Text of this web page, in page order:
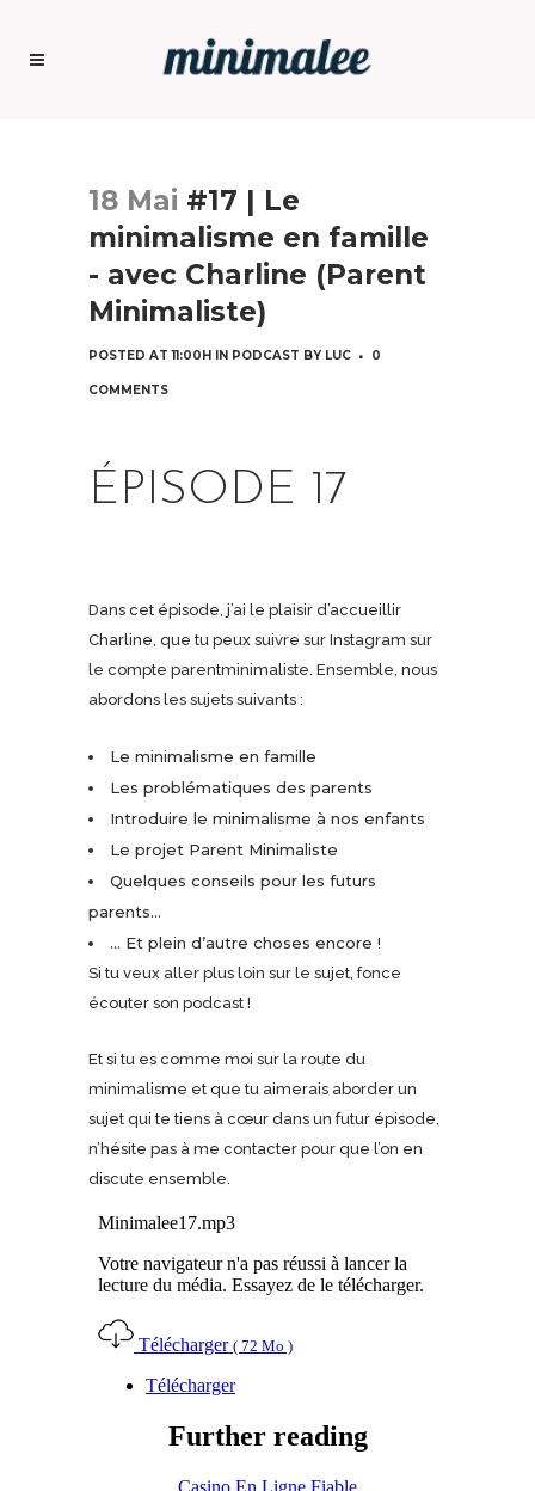
18 Mai #17 | Le
minimalisme en famille
- avec Charline (Parent
Minimaliste)
POSTED AT 11:00H IN PODCAST BY LUC 0
COMMENTS
ÉPISODE 17
Dans cet épisode, j’ai le plaisir d’accueillir
Charline, que tu peux suivre sur Instagram sur
le compte parentminimaliste. Ensemble, nous
abordons les sujets suivants :
Le minimalisme en famille
Les problématiques des parents
Introduire le minimalisme à nos enfants
Le projet Parent Minimaliste
Quelques conseils pour les futurs
parents…
… Et plein d’autre choses encore !
Si tu veux aller plus loin sur le sujet, fonce
écouter son podcast !
Et si tu es comme moi sur la route du
minimalisme et que tu aimerais aborder un
sujet qui te tiens à cœur dans un futur épisode,
n’hésite pas à me contacter pour que l’on en
discute ensemble.